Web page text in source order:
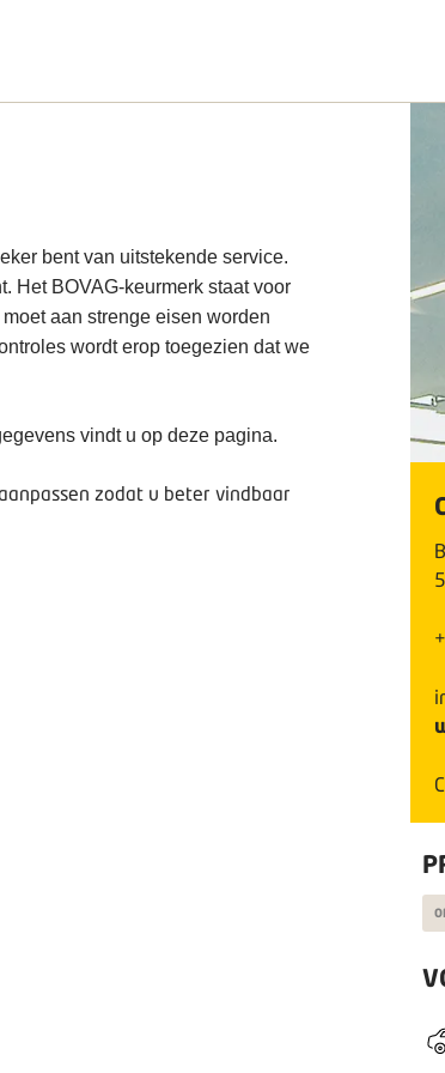
bent van uitstekende service.
Het BOVAG-keurmerk staat voor
aan strenge eisen worden
wordt erop toegezien dat we
vindt u op deze pagina.
zodat u beter vindbaar